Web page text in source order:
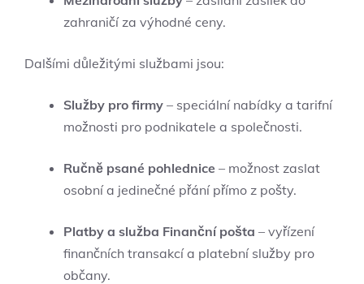
zahraničí za výhodné ceny.
Dalšími důležitými službami jsou:
Služby pro firmy – speciální nabídky a tarifní
možnosti pro podnikatele a společnosti.
Ručně psané pohlednice – možnost zaslat
osobní a jedinečné přání přímo z pošty.
Platby a služba Finanční pošta – vyřízení
finančních transakcí a platební služby pro
občany.